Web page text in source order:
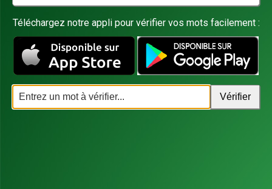
Téléchargez notre appli pour vérifier vos mots facilement :